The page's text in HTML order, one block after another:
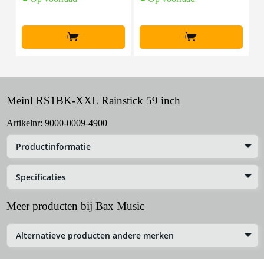
+ +
Meinl RS1BK-XXL Rainstick 59 inch
Artikelnr: 9000-0009-4900
Productinformatie
Specificaties
Meer producten bij Bax Music
Alternatieve producten andere merken